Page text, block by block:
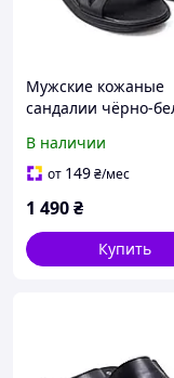
Мужские кожаные
сандалии чёрно-
В наличии
от 149₴/мес
1 490₴
Купить